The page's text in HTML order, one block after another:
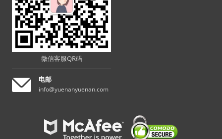
微信客服QR码
电邮
info@yuenanyuenan.com